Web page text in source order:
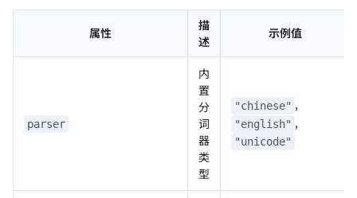
属性
描
述
示例值
parser
内
置
分
词
器
类
型
"chinese" ,
"english" ,
"unicode"